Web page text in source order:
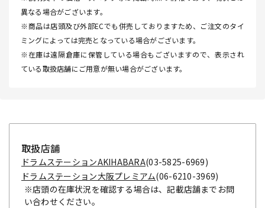
異なる場合がございます。
※商品は店頭及び外部ECでも併売しておりますため、ご注文のタイ
ミングによっては完売となっている場合がございます。
※在庫は遠隔倉庫に保管している場合もございますので、表示され
ている取扱店舗にご用意が無い場合がございます。
取扱店舗
ドラムステーションAKIHABARA(03-5825-6969)
ドラムステーション大阪プレミアム(06-6210-3969)
※店頭の在庫状況を確認する場合は、記載店舗までお問
い合わせください。